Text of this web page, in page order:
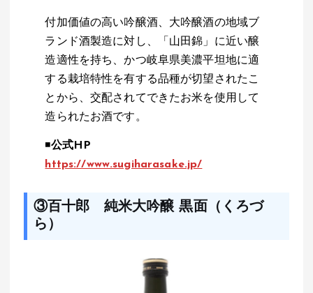
付加価値の高い吟醸酒、大吟醸酒の地域ブ
ランド酒製造に対し、「山田錦」に近い醸
造適性を持ち、かつ岐阜県美濃平坦地に適
する栽培特性を有する品種が切望されたこ
とから、交配されてできたお米を使用して
造られたお酒です。
◾️公式HP
https://www.sugiharasake.jp/
③百十郎 純米大吟醸 黒面（くろづ
ら）